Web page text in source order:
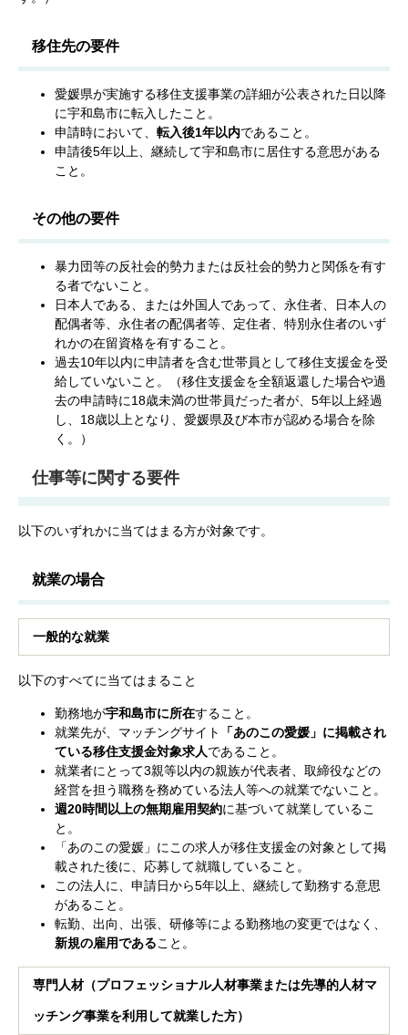
移住先の要件
愛媛県が実施する移住支援事業の詳細が公表された日以降
に宇和島市に転入したこと。
申請時において、 転入後1年以内であること。
申請後5年以上、継続して宇和島市に居住する意思がある
こと。
その他の要件
暴力団等の反社会的勢力または反社会的勢力と関係を有す
る者でないこと。
日本人である、または外国人であって、永住者、日本人の
配偶者等、永住者の配偶者等、定住者、特別永住者のいず
れかの在留資格を有すること。
過去10年以内に申請者を含む世帯員として移住支援金を受
給していないこと。（移住支援金を全額返還した場合や過
去の申請時に18歳未満の世帯員だった者が、5年以上経過
し、18歳以上となり、愛媛県及び本市が認める場合を除
く。）
仕事等に関する要件
以下のいずれかに当てはまる方が対象です。
就業の場合
一般的な就業
以下のすべてに当てはまること
勤務地が宇和島市に所在すること。
就業先が、マッチングサイト
「あのこの愛媛」に掲載され
ている移住支援金対象求人であること。
就業者にとって3親等以内の親族が代表者、取締役などの
経営を担う職務を務めている法人等への就業でないこと。
週20時間以上の無期雇用契約に基づいて就業しているこ
と。
「あのこの愛媛」にこの求人が移住支援金の対象として掲
載された後に、応募して就職していること。
この法人に、申請日から5年以上、継続して勤務する意思
があること。
転勤、出向、出張、研修等による勤務地の変更ではなく、
新規の雇用であること。
専門人材（プロフェッショナル人材事業または先導的人材マ
ッチング事業を利用して就業した方）